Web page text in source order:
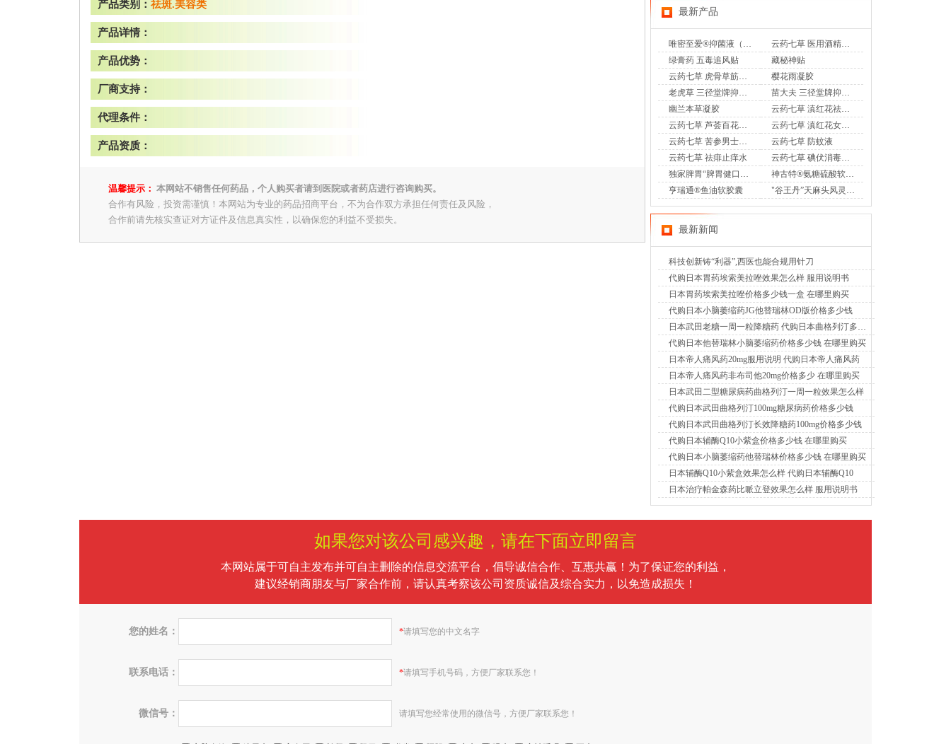
产品类别： 祛斑.美容类
产品详情：
产品优势：
厂商支持：
代理条件：
产品资质：
温馨提示： 本网站不销售任何药品，个人购买者请到医院或者药店进行咨询购买。
合作有风险，投资需谨慎！本网站为专业的药品招商平台，不为合作双方承担任何责任及风险，
合作前请先核实查证对方证件及信息真实性，以确保您的利益不受损失。
最新产品
唯密至爱®抑菌液（专利妇科乳液香奢洗液）
云药七草 医用酒精消毒液
绿膏药 五毒追风贴
藏秘神贴
云药七草 虎骨草筋骨通 远红外治疗贴
樱花雨凝胶
老虎草 三径堂牌抑菌膏
苗大夫 三径堂牌抑菌乳膏
幽兰本草凝胶
云药七草 滇红花祛味凝胶
云药七草 芦荟百花凝胶
云药七草 滇红花女士护理液
云药七草 苦参男士护理液
云药七草 防蚊液
云药七草 祛痱止痒水
云药七草 碘伏消毒液喷剂
独家脾胃“脾胃健口服液”OTC
神古特®氨糖硫酸软骨素酪蛋白磷酸肽片
亨瑞通®鱼油软胶囊
"谷王丹”天麻头风灵胶囊OTC
最新新闻
科技创新铸“利器”,西医也能合规用针刀
代购日本胃药埃索美拉唑效果怎么样 服用说明书
日本胃药埃索美拉唑价格多少钱一盒 在哪里购买
代购日本小脑萎缩药JG他替瑞林OD版价格多少钱
日本武田老糖一周一粒降糖药 代购日本曲格列汀多少钱
代购日本他替瑞林小脑萎缩药价格多少钱 在哪里购买
日本帝人痛风药20mg服用说明 代购日本帝人痛风药
日本帝人痛风药非布司他20mg价格多少 在哪里购买
日本武田二型糖尿病药曲格列汀一周一粒效果怎么样
代购日本武田曲格列汀100mg糖尿病药价格多少钱
代购日本武田曲格列汀长效降糖药100mg价格多少钱
代购日本辅酶Q10小紫盒价格多少钱 在哪里购买
代购日本小脑萎缩药他替瑞林价格多少钱 在哪里购买
日本辅酶Q10小紫盒效果怎么样 代购日本辅酶Q10
日本治疗帕金森药比哌立登效果怎么样 服用说明书
如果您对该公司感兴趣，请在下面立即留言
本网站属于可自主发布并可自主删除的信息交流平台，倡导诚信合作、互惠共赢！为了保证您的利益，
建议经销商朋友与厂家合作前，请认真考察该公司资质诚信及综合实力，以免造成损失！
您的姓名： *请填写您的中文名字
联系电话： *请填写手机号码，方便厂家联系您！
微信号： 请填写您经常使用的微信号，方便厂家联系您！